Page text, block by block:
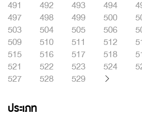
491
492 493 494
497
498 499 500
503
504 505 506
509
510 511 512
515
516 517 518
521
522 523 524
527
528 529
ประเภท